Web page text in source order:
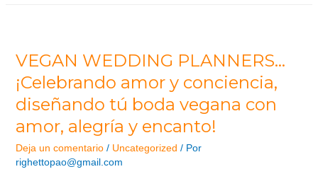
VEGAN WEDDING PLANNERS…
¡Celebrando amor y conciencia,
diseñando tú boda vegana con
amor, alegría y encanto!
Deja un comentario / Uncategorized / Por
righettopao@gmail.com